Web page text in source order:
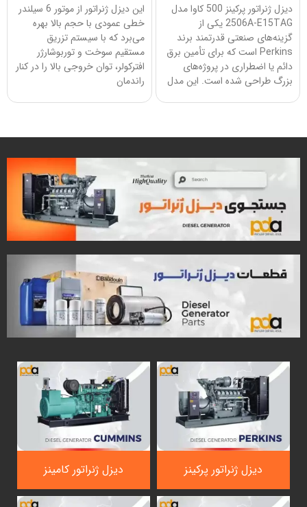
دیزل ژنراتور پرکینز 500 کاوا مدل
2506A-E15TAG یکی از
گزینه‌های صنعتی قدرتمند برند
Perkins است که برای تأمین برق
دائم یا اضطراری در پروژه‌های
بزرگ طراحی شده است. این مدل
این دیزل ژنراتور از موتور 6 سیلندر
خطی عمودی با حجم بالا بهره
می‌برد که با سیستم تزریق
مستقیم سوخت و توربوشارژر
افترکولر، توان خروجی بالا را در کنار
راندمان
دیزل ژنراتور پرکینز دیزل ژنراتور کامینز